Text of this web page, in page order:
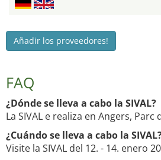
Añadir los proveedores!
FAQ
¿Dónde se lleva a cabo la SIVAL?
La SIVAL e realiza en Angers, Parc
¿Cuándo se lleva a cabo la
Visite la SIVAL del 12. - 14. enero